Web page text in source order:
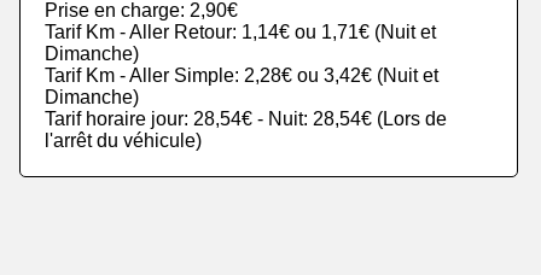
Prise en charge: 2,90€
Tarif Km - Aller Retour: 1,14€ ou 1,71€ (Nuit et
Dimanche)
Tarif Km - Aller Simple: 2,28€ ou 3,42€ (Nuit et
Dimanche)
Tarif horaire jour: 28,54€ - Nuit: 28,54€ (Lors de
l'arrêt du véhicule)